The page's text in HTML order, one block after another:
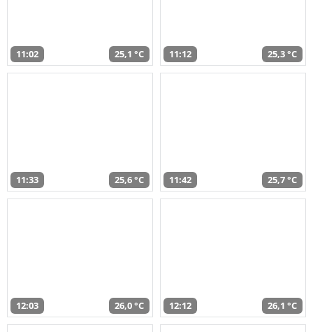
11:02 25,1 °C 11:12 25,3 °C
11:33 25,6 °C 11:42 25,7 °C
12:03 26,0 °C 12:12 26,1 °C